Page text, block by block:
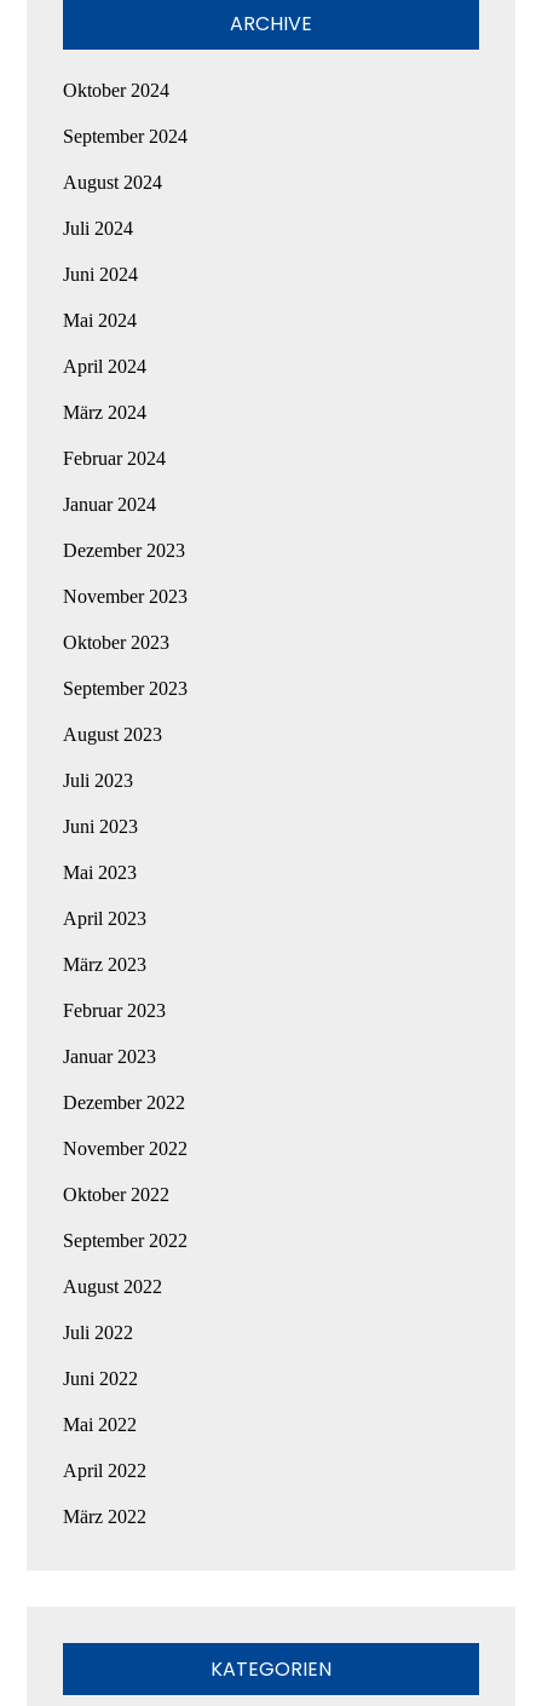
ARCHIVE
Oktober 2024
September 2024
August 2024
Juli 2024
Juni 2024
Mai 2024
April 2024
März 2024
Februar 2024
Januar 2024
Dezember 2023
November 2023
Oktober 2023
September 2023
August 2023
Juli 2023
Juni 2023
Mai 2023
April 2023
März 2023
Februar 2023
Januar 2023
Dezember 2022
November 2022
Oktober 2022
September 2022
August 2022
Juli 2022
Juni 2022
Mai 2022
April 2022
März 2022
KATEGORIEN